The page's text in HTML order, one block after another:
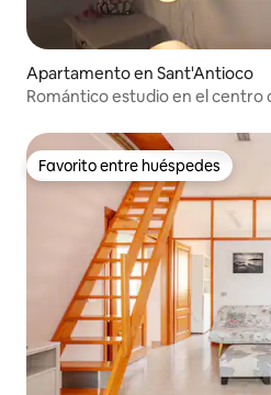
Apartamento en Sant'Antioco
Romántico estudio en el centro
Favorito entre huéspedes
Favorito entre huéspedes